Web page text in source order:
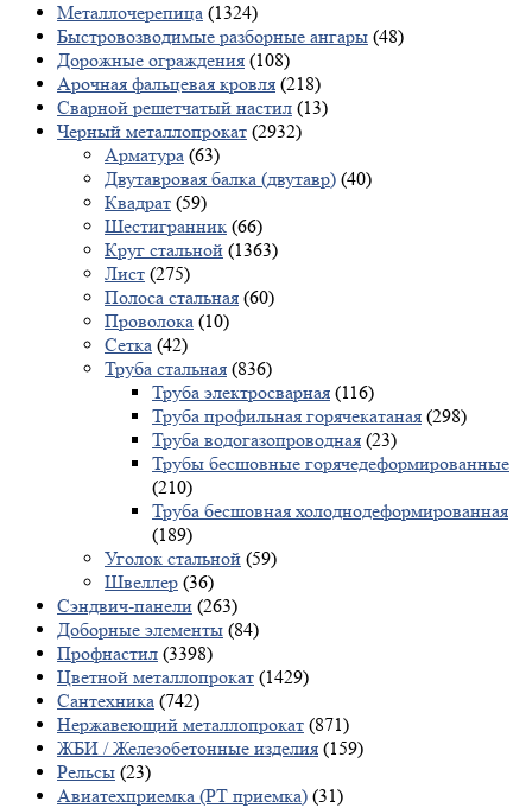
Металлочерепица (1324)
Быстровозводимые разборные ангары (48)
Дорожные ограждения (108)
Арочная фальцевая кровля (218)
Сварной решетчатый настил (13)
Черный металлопрокат (2932)
Арматура (63)
Двутавровая балка (двутавр) (40)
Квадрат (59)
Шестигранник (66)
Круг стальной (1363)
Лист (275)
Полоса стальная (60)
Проволока (10)
Сетка (42)
Труба стальная (836)
Труба электросварная (116)
Труба профильная горячекатаная (298)
Труба водогазопроводная (23)
Трубы бесшовные горячедеформированные
(210)
Труба бесшовная холоднодеформированная
(189)
Уголок стальной (59)
Швеллер (36)
Сэндвич-панели (263)
Доборные элементы (84)
Профнастил (3398)
Цветной металлопрокат (1429)
Сантехника (742)
Нержавеющий металлопрокат (871)
ЖБИ / Железобетонные изделия (159)
Рельсы (23)
Авиатехприемка (РТ приемка) (31)